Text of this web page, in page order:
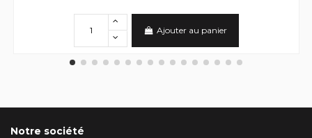
Ajouter au panier
Notre société